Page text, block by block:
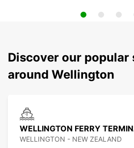
Discover our popular
around Wellington
WELLINGTON FERRY
WELLINGTON - NEW ZEALAND